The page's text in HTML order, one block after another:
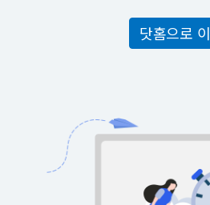
닷홈으로